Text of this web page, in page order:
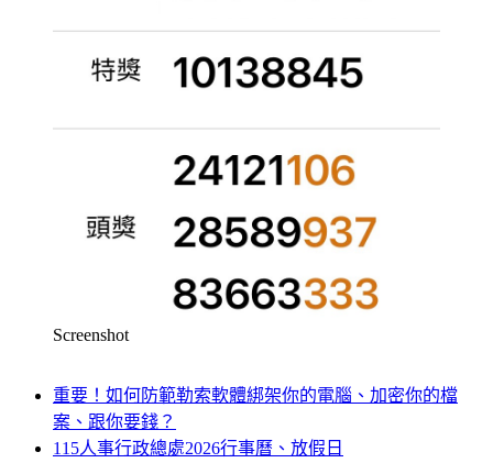
Screenshot
重要！如何防範勒索軟體綁架你的電腦、加密你的檔
案、跟你要錢？
115人事行政總處2026行事曆、放假日